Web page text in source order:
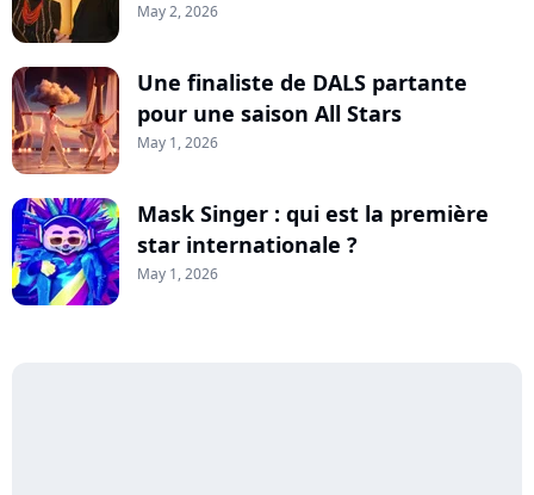
May 2, 2026
Une finaliste de DALS partante
pour une saison All Stars
May 1, 2026
Mask Singer : qui est la première
star internationale ?
May 1, 2026